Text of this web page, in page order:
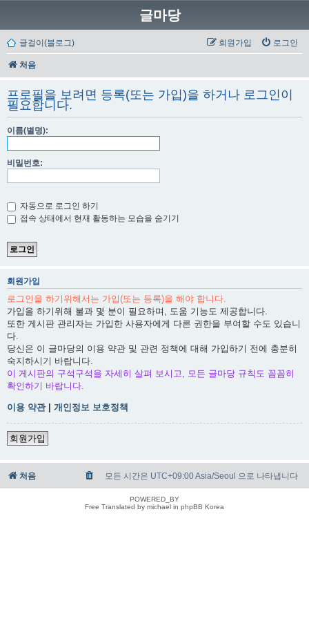
글마당
글걸이(블로그) 로그인
회원가입
처음
프로필을 보려면 등록(또는 가입)을 하거나 로그인이
필요합니다.
이름(별명):
비밀번호:
자동으로 로그인 하기
접속 상태에서 현재 활동하는 모습을 숨기기
회원가입
로그인을 하기위해서는 가입(또는 등록)을 해야 합니다.
가입을 하기위해 불과 몇 분이 필요하며, 도움 기능도 제공합니다.
또한 게시판 관리자는 가입한 사용자에게 다른 권한을 부여할 수도 있습니
다.
당신은 이 글마당의 이용 약관 및 관련 정책에 대해 가입하기 전에 충분히
숙지하시기 바랍니다.
이 게시판의 구석구석을 자세히 살펴 보시고, 모든 글마당 규칙도 꼼꼼히
확인하기 바랍니다.
이용 약관| 개인정보 보호정책
회원가입
처음 모든 시간은 UTC+09:00 Asia/Seoul 으로 나타냅니다
POWERED_BY
Free Translated by michael in phpBB Korea